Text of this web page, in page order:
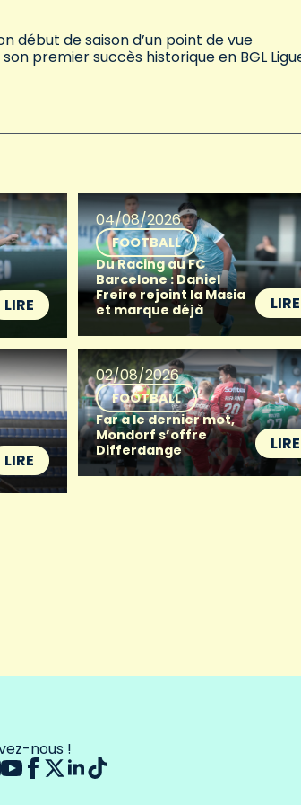
début de saison d’un point de vue
premier succès historique en BGL
LIRE
04/08/2026
FOOTBALL
Du Racing au FC
Barcelone : Daniel
Freire rejoint la Masia
et marque déjà
LIRE
LIRE
02/08/2026
FOOTBALL
Far a le dernier mot,
Mondorf s’offre
Differdange
LIRE
nous !